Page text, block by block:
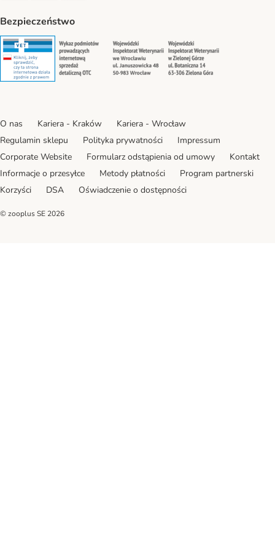
Bezpieczeństwo
Security Security Security
O nas Kariera - Kraków
Kariera - Wrocław
Regulamin sklepu
Polityka prywatności
Impressum
Corporate Website
Formularz odstąpienia od umowy
Kontakt
Informacje o przesyłce
Metody płatności
Program partnerski
Korzyści
DSA Oświadczenie o dostępności
© zooplus SE 2026